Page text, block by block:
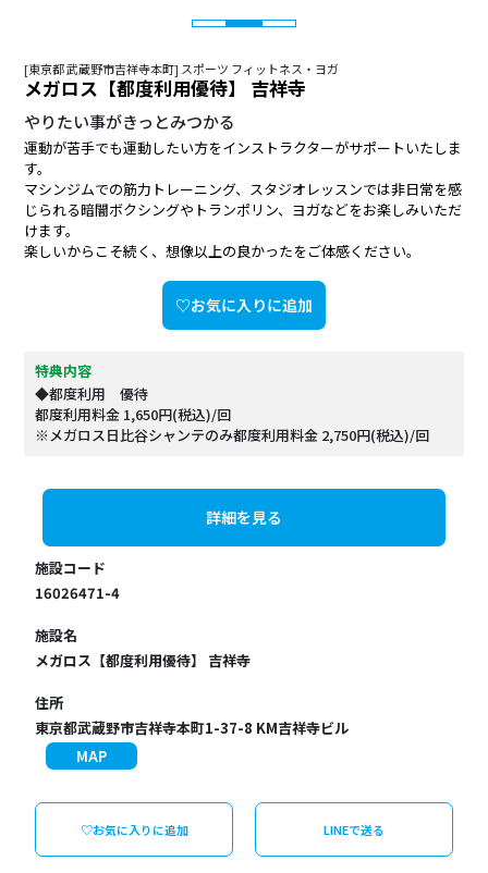
[東京都 武蔵野市吉祥寺本町] スポーツ フィットネス・ヨガ
メガロス【都度利用優待】 吉祥寺
やりたい事がきっとみつかる
運動が苦手でも運動したい方をインストラクターがサポートいたしま
す。
マシンジムでの筋力トレーニング、スタジオレッスンでは非日常を感
じられる暗闇ボクシングやトランポリン、ヨガなどをお楽しみいただ
けます。
楽しいからこそ続く、想像以上の良かったをご体感ください。
♡お気に入りに追加
特典内容
◆都度利用 優待
都度利用料金 1,650円(税込)/回
※メガロス日比谷シャンテのみ都度利用料金 2,750円(税込)/回
詳細を見る
施設コード
16026471-4
施設名
メガロス【都度利用優待】 吉祥寺
住所
東京都武蔵野市吉祥寺本町1-37-8 KM吉祥寺ビル
MAP
♡お気に入りに追加 LINEで送る